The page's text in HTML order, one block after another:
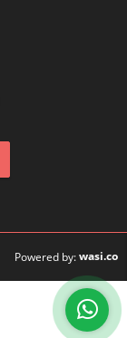
Powered by:wasi.co